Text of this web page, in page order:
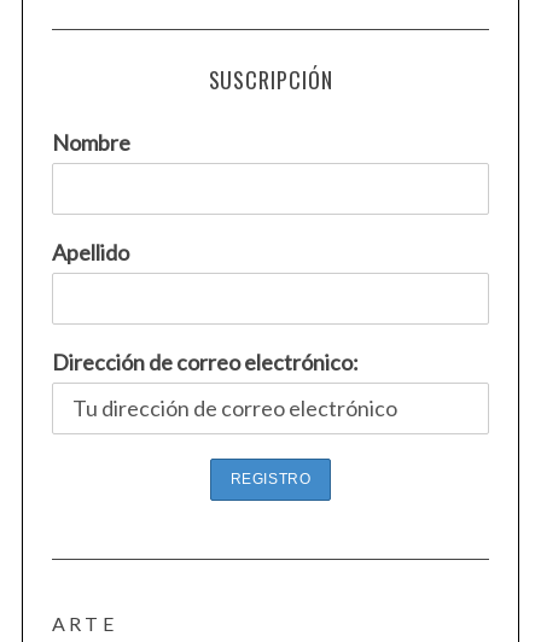
SUSCRIPCIÓN
Nombre
Apellido
Dirección de correo electrónico:
ARTE